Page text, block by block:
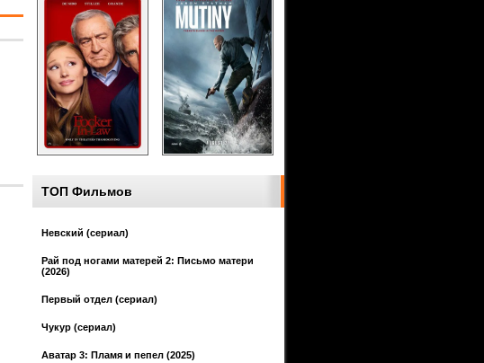
ТОП Фильмов
Невский (сериал)
Рай под ногами матерей 2: Письмо матери
(2026)
Первый отдел (сериал)
Чукур (сериал)
Аватар 3: Пламя и пепел (2025)